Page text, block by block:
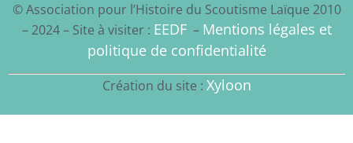
© Association pour l’Histoire du Scoutisme Laïque 2010
– 2024 – Site à visiter : EEDF– Mentions légales et
politique de confidentialité
Création du site : Xyloon